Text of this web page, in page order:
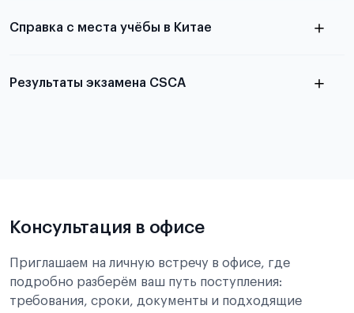
Справка с места учёбы в Китае
Результаты экзамена CSCA
Консультация в офисе
Приглашаем на личную встречу в офисе, где
подробно разберём ваш путь поступления:
требования, сроки, документы и подходящие